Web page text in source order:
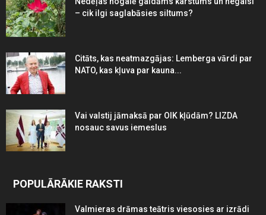
– cik ilgi saglabāsies siltums?
Citāts, kas neatmazgājas: Lemberga vārdi par
NATO, kas kļuva par kauna...
Vai valstij jāmaksā par OIK kļūdām? LIZDA
nosauc savus iemeslus
POPULĀRĀKIE RAKSTI
Valmieras drāmas teātris viesosies ar izrādi